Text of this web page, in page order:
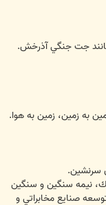
جت جنگي آذرخش.
به زمين، زمين به هوا.
سرنشين.
نيمه سنگين و سنگين
صنايع مخابراتي و